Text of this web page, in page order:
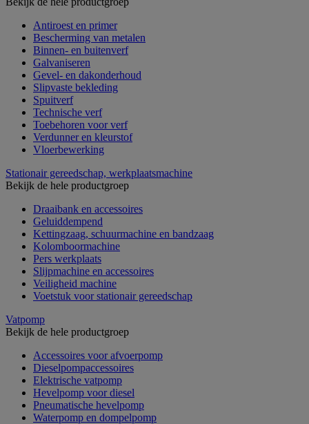
Antiroest en primer
Bescherming van metalen
Binnen- en buitenverf
Galvaniseren
Gevel- en dakonderhoud
Slipvaste bekleding
Spuitverf
Technische verf
Toebehoren voor verf
Verdunner en kleurstof
Vloerbewerking
Stationair gereedschap, werkplaatsmachine
Bekijk de hele productgroep
Draaibank en accessoires
Geluiddempend
Kettingzaag, schuurmachine en bandzaag
Kolomboormachine
Pers werkplaats
Slijpmachine en accessoires
Veiligheid machine
Voetstuk voor stationair gereedschap
Vatpomp
Bekijk de hele productgroep
Accessoires voor afvoerpomp
Dieselpompaccessoires
Elektrische vatpomp
Hevelpomp voor diesel
Pneumatische hevelpomp
Waterpomp en dompelpomp